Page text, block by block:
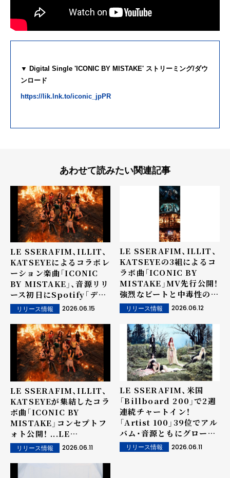
▼ Digital Single ' ICONIC BY MISTAKE' ストリーミング/ダウ
ンロード
https://lik.lnk.to/iconic_jpPR
あわせて読みたい関連記事
LE SSERAFIM、ILLIT、
KATSEYEによるコラボレ
ーション楽曲「ICONIC
BY MISTAKE」、音源リリ
ース初日にSpotify「デイ
リートップソング グロー
バル」で29位！
リリース情報 2026.06.15
LE SSERAFIM、ILLIT、
KATSEYEの3組によるコ
ラボ曲「ICONIC BY
MISTAKE」MV先行公開！
強烈なビートと中毒性の高
いサビが圧巻！
リリース情報 2026.06.12
LE SSERAFIM、ILLIT、
KATSEYEが集結したコラ
ボ曲「ICONIC BY
MISTAKE」コンセプトフ
ォト公開！ ...LE
SSERAFIM、ILLIT、
KATSEYEによる唯一無二
の『ガールパワー』に期待
リリース情報 2026.06.11
LE SSERAFIM、米国
「Billboard 200」で2週
連続チャートイン！
「Artist 100」39位でアル
バム・音源ともにグローバ
ル人気を証明！
リリース情報 2026.06.11